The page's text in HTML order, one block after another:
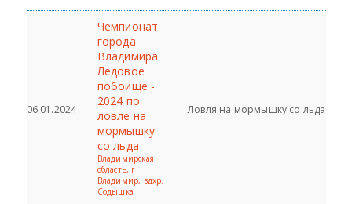
06.01.2024
Чемпионат
города
Владимира
Ледовое
побоище -
2024 по
ловле на
мормышку
со льда
Владимирская
область, г.
Владимир, вдхр.
Содышка
Ловля на мормышку со льда